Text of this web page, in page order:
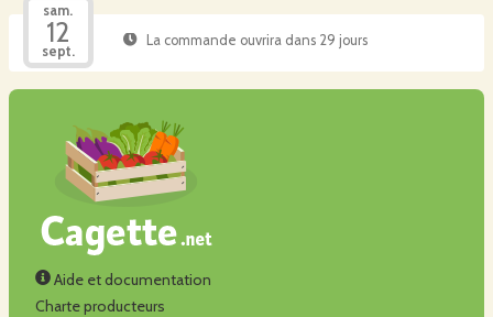
sam.
12
sept.
La commande ouvrira dans 29 jours
Aide et documentation
Charte producteurs